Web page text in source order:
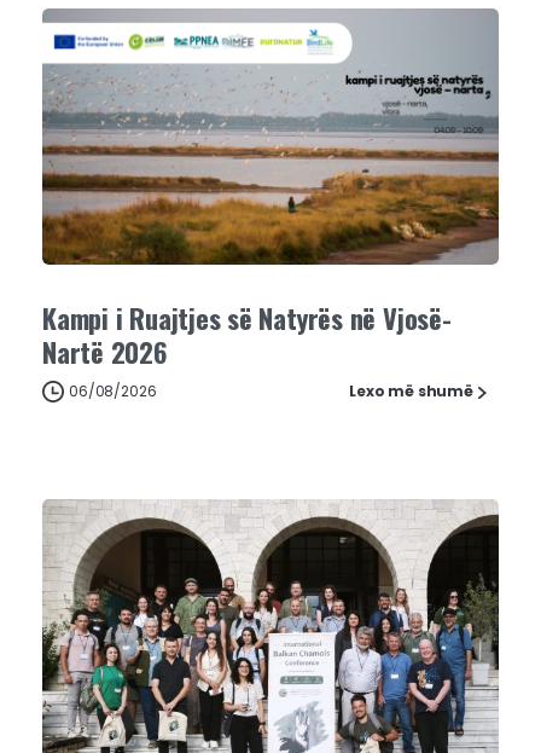
Kampi i Ruajtjes së Natyrës në Vjosë-
Nartë 2026
06/08/2026 Lexo më shumë